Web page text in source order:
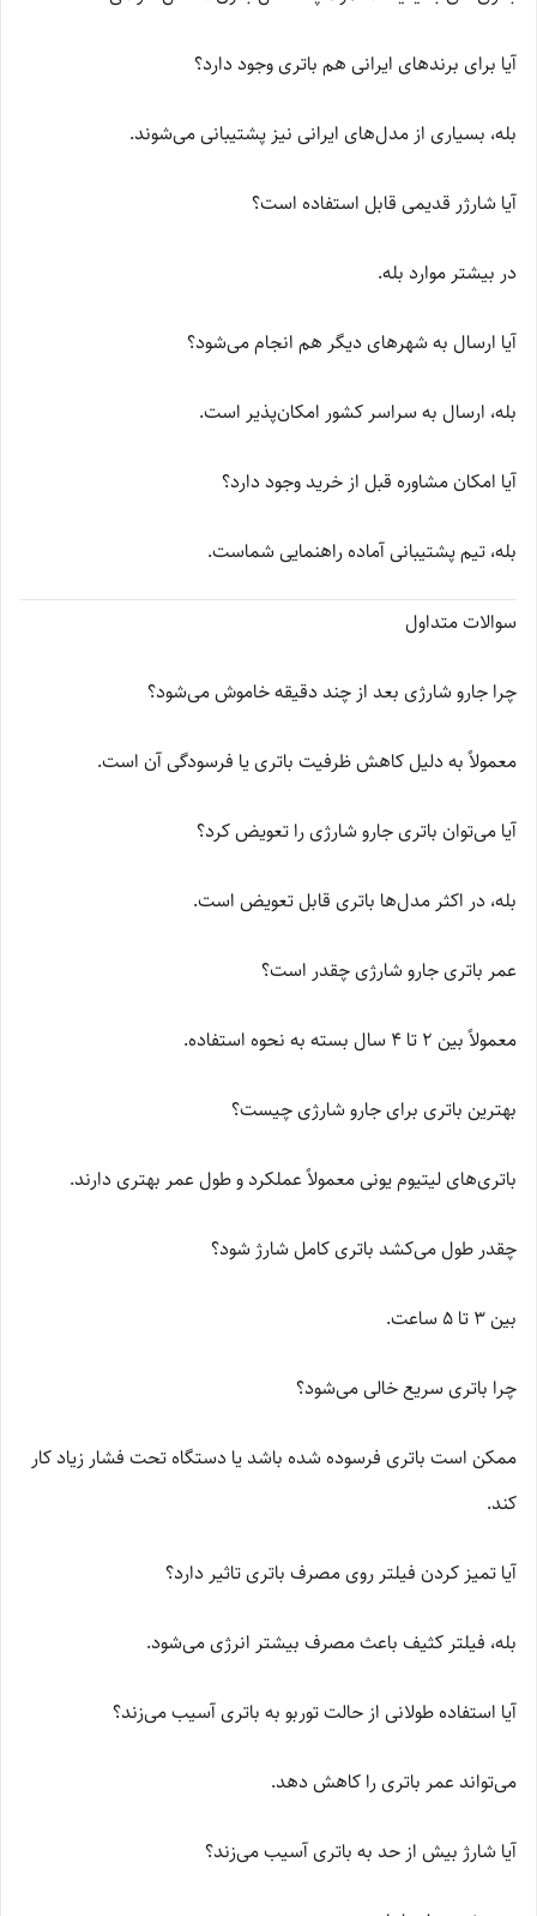
آیا برای برندهای ایرانی هم باتری وجود دارد؟
بله، بسیاری از مدل‌های ایرانی نیز پشتیبانی می‌شوند.
آیا شارژر قدیمی قابل استفاده است؟
در بیشتر موارد بله.
آیا ارسال به شهرهای دیگر هم انجام می‌شود؟
بله، ارسال به سراسر کشور امکان‌پذیر است.
آیا امکان مشاوره قبل از خرید وجود دارد؟
بله، تیم پشتیبانی آماده راهنمایی شماست.
سوالات متداول
چرا جارو شارژی بعد از چند دقیقه خاموش می‌شود؟
معمولاً به دلیل کاهش ظرفیت باتری یا فرسودگی آن است.
آیا می‌توان باتری جارو شارژی را تعویض کرد؟
بله، در اکثر مدل‌ها باتری قابل تعویض است.
عمر باتری جارو شارژی چقدر است؟
معمولاً بین 2 تا 4 سال بسته به نحوه استفاده.
بهترین باتری برای جارو شارژی چیست؟
باتری‌های لیتیوم یونی معمولاً عملکرد و طول عمر بهتری دارند.
چقدر طول می‌کشد باتری کامل شارژ شود؟
بین 3 تا 5 ساعت.
چرا باتری سریع خالی می‌شود؟
ممکن است باتری فرسوده شده باشد یا دستگاه تحت فشار زیاد کار
کند.
آیا تمیز کردن فیلتر روی مصرف باتری تاثیر دارد؟
بله، فیلتر کثیف باعث مصرف بیشتر انرژی می‌شود.
آیا استفاده طولانی از حالت توربو به باتری آسیب می‌زند؟
می‌تواند عمر باتری را کاهش دهد.
آیا شارژ بیش از حد به باتری آسیب می‌زند؟